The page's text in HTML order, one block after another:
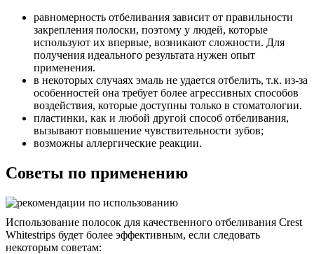
равномерность отбеливания зависит от правильности
закрепления полоски, поэтому у людей, которые
используют их впервые, возникают сложности. Для
получения идеального результата нужен опыт
применения.
в некоторых случаях эмаль не удается отбелить, т.к. из-за
особенностей она требует более агрессивных способов
воздействия, которые доступны только в стоматологии.
пластинки, как и любой другой способ отбеливания,
вызывают повышение чувствительности зубов;
возможны аллергические реакции.
Советы по применению
Использование полосок для качественного отбеливания Crest
Whitestrips будет более эффективным, если следовать
некоторым советам: